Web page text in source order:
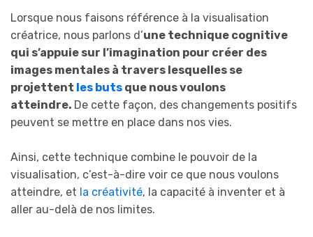
Lorsque nous faisons référence à la visualisation
créatrice, nous parlons d’une technique cognitive
qui s’appuie sur l’imagination pour créer des
images mentales à travers lesquelles se
projettent les buts que nous voulons
atteindre. De cette façon, des changements positifs
peuvent se mettre en place dans nos vies.
Ainsi, cette technique combine le pouvoir de la
visualisation, c’est-à-dire voir ce que nous voulons
atteindre, et la créativité, la capacité à inventer et à
aller au-delà de nos limites.